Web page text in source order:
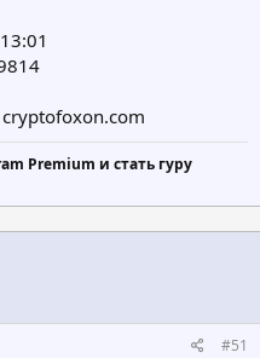
Premium и стать гуру
#51